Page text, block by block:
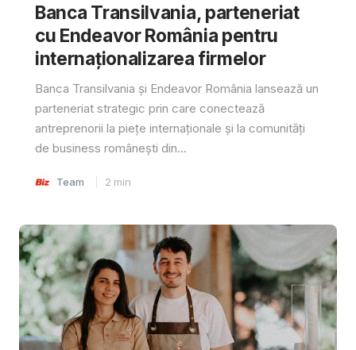
Banca Transilvania, parteneriat
cu Endeavor România pentru
internaționalizarea firmelor
Banca Transilvania și Endeavor România lansează un
parteneriat strategic prin care conectează
antreprenorii la piețe internaționale și la comunități
de business românești din...
Team 2 min